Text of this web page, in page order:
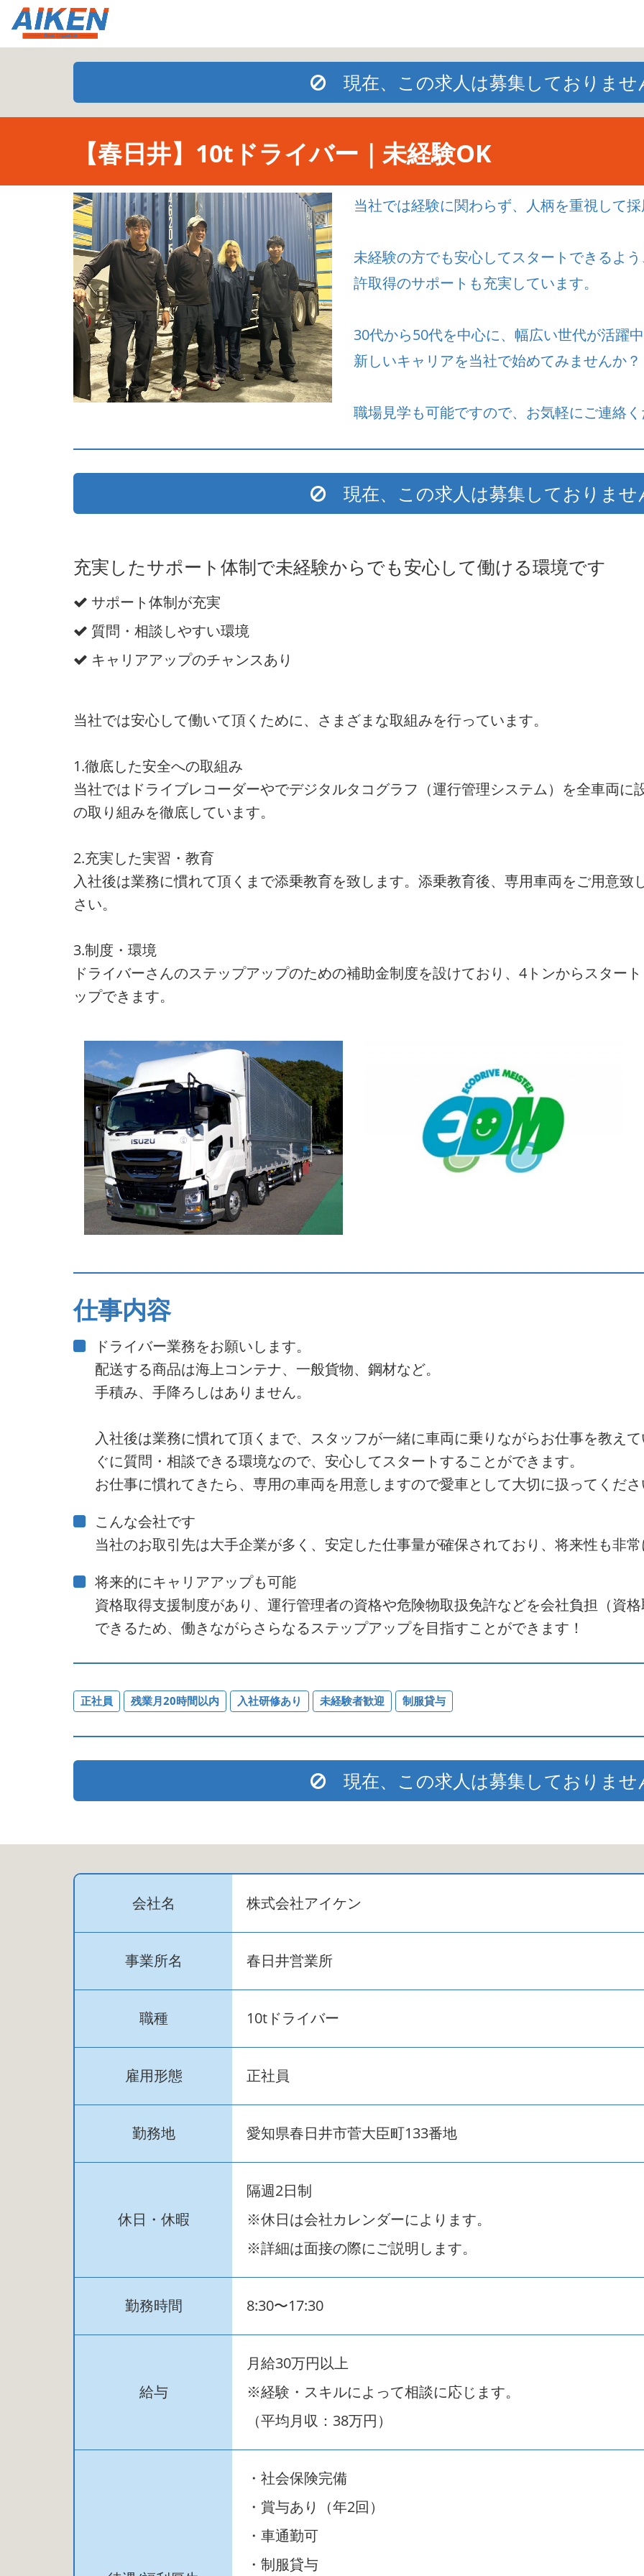
現在、この求人は募集しておりませ
【春日井】10tドライバー｜未経験OK
当社では経験に関わらず、人柄を重視して
未経験の方でも安心してスタートできるよ
許取得のサポートも充実しています。
30代から50代を中心に、幅広い世代が活躍
新しいキャリアを当社で始めてみませんか？
職場見学も可能ですので、お気軽にご連絡
現在、この求人は募集しておりませ
充実したサポート体制で未経験からでも安心して働ける環境です
サポート体制が充実
質問・相談しやすい環境
キャリアアップのチャンスあり
当社では安心して働いて頂くために、さまざまな取組みを行っています。
1.徹底した安全への取組み
当社ではドライブレコーダーやでデジタルタコグラフ（運行管理システム）を全車両
の取り組みを徹底しています。
2.充実した実習・教育
入社後は業務に慣れて頂くまで添乗教育を致します。添乗教育後、専用車両をご用意
さい。
3.制度・環境
ドライバーさんのステップアップのための補助金制度を設けており、4トンからスター
ップできます。
仕事内容
ドライバー業務をお願いします。
配送する商品は海上コンテナ、一般貨物、鋼材など。
手積み、手降ろしはありません。
入社後は業務に慣れて頂くまで、スタッフが一緒に車両に乗りながらお仕事を教え
ぐに質問・相談できる環境なので、安心してスタートすることができます。
お仕事に慣れてきたら、専用の車両を用意しますので愛車として大切に扱ってくだ
こんな会社です
当社のお取引先は大手企業が多く、安定した仕事量が確保されており、将来性も非
将来的にキャリアアップも可能
資格取得支援制度があり、運行管理者の資格や危険物取扱免許などを会社負担（資
できるため、働きながらさらなるステップアップを目指すことができます！
正社員 残業月20時間以内 入社研修あり 未経験者歓迎 制服貸与
現在、この求人は募集しておりませ
会社名 株式会社アイケン
事業所名 春日井営業所
職種 10tドライバー
雇用形態 正社員
勤務地 愛知県春日井市菅大臣町133番地
休日・休暇
隔週2日制
※休日は会社カレンダーによります。
※詳細は面接の際にご説明します。
勤務時間 8:30〜17:30
給与
月給30万円以上
※経験・スキルによって相談に応じます。
（平均月収：38万円）
・社会保険完備
・賞与あり（年2回）
・車通勤可
・制服貸与